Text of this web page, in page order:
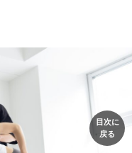
目次に
戻る